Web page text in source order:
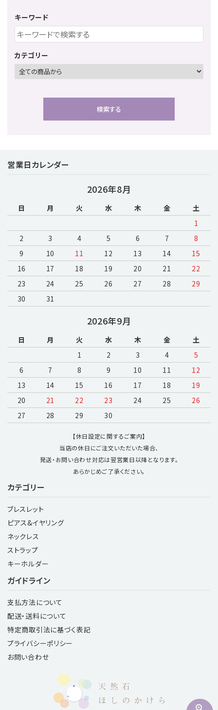
キーワード
カテゴリー
検索する
キーワード
カテゴリー
検索する
カテゴリー
ブレスレット
ピアス&イヤリング
ネックレス
ストラップ
キーホルダー
ガイドライン
支払方法について
配送・送料について
特定商取引法に基づく表記
プライバシーポリシー
お問い合わせ
営業日カレンダー
2026年8月
日 月 火 水 木 金
土
1
2
3 4 5 6 7
8
9
10 11 12 13 14
15
16
17 18 19 20 21
22
23
24 25 26 27 28
29
30
31
2026年9月
日 月 火 水 木 金
土
1
2 3 4
5
6
7 8 9 10 11
12
13
14 15 16 17 18
19
20
21 22 23 24 25
26
27
28 29 30
【休日設定に関するご案内】
当店の休日にご注文いただいた場合、
発送・お問い合わせ対応は翌営業日以降となります。
あらかじめご了承ください。